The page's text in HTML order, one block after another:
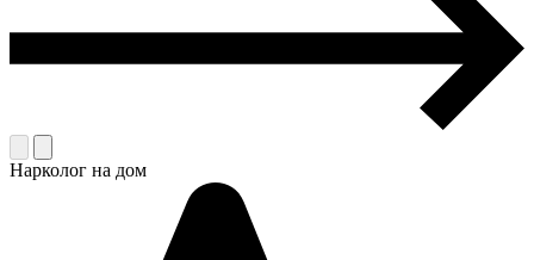
Нарколог на дом